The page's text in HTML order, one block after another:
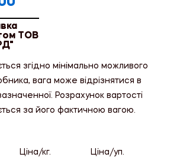
ТОВ
згідно мінімально можливого
вага може відрізнятися в
Розрахунок вартості
за його фактичною вагою.
Ціна/кг. Ціна/уп.